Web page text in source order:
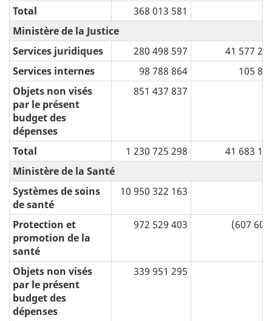
Total 368 013 581
Ministère de la Justice
Services juridiques
280 498 597
41 577
Services internes
98 788 864
105
Objets non visés
par le présent
budget des
dépenses
851 437 837
Total 1 230 725 298
41 683
Ministère de la Santé
Systèmes de soins
de santé
10 950 322 163
Protection et
promotion de la
santé
972 529 403 (607
Objets non visés
par le présent
budget des
dépenses
339 951 295